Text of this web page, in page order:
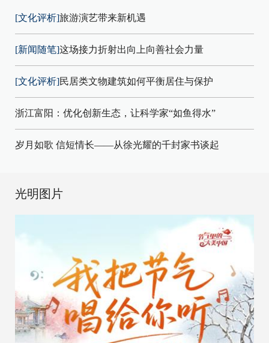
[文化评析]旅游演艺带来新机遇
[新闻随笔]这场接力折射出向上向善社会力量
[文化评析]民居类文物建筑如何平衡居住与保护
浙江富阳：优化创新生态，让科学家“如鱼得水”
岁月如歌 信短情长——从徐光耀的千封家书谈起
光明图片